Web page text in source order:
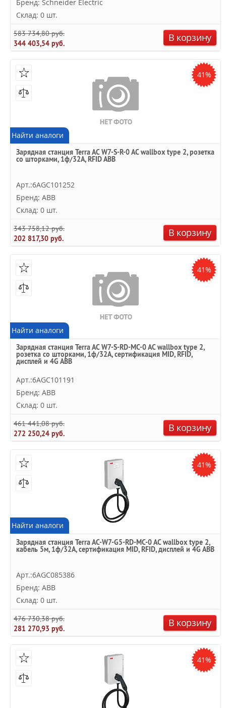
Бренд: Schneider Electric
Склад: 0 шт.
583 734,80 руб.
344 403,54 руб.
В корзину
41%
Найти аналоги
Зарядная станция Terra AC W7-S-R-0 AC wallbox type 2, розетка
со шторками, 1ф/32A, RFID ABB
Арт.:6AGC101252
Бренд: ABB
Склад: 0 шт.
343 758,12 руб.
202 817,30 руб.
В корзину
41%
Найти аналоги
Зарядная станция Terra AC W7-S-RD-MC-0 AC wallbox type 2,
розетка со шторками, 1ф/32A, сертификация MID, RFID,
дисплей и 4G ABB
Арт.:6AGC101191
Бренд: ABB
Склад: 0 шт.
461 441,08 руб.
272 250,24 руб.
В корзину
41%
Найти аналоги
Зарядная станция Terra AC-W7-G5-RD-MC-0 AC wallbox type 2,
кабель 5м, 1ф/32A, сертификация MID, RFID, дисплей и 4G ABB
Арт.:6AGC085386
Бренд: ABB
Склад: 0 шт.
476 730,38 руб.
281 270,93 руб.
В корзину
41%